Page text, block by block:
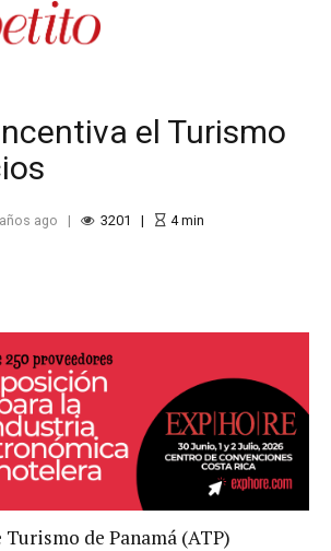
el Turismo
ago 3201 4min
de Panamá (ATP)